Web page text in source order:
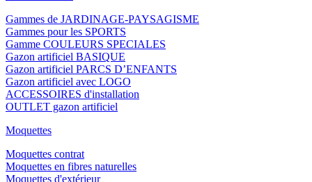
Gammes de JARDINAGE-PAYSAGISME
Gammes pour les SPORTS
Gamme COULEURS SPECIALES
Gazon artificiel BASIQUE
Gazon artificiel PARCS D’ENFANTS
Gazon artificiel avec LOGO
ACCESSOIRES d'installation
OUTLET gazon artificiel
Moquettes
Moquettes contrat
Moquettes en fibres naturelles
Moquettes d'extérieur